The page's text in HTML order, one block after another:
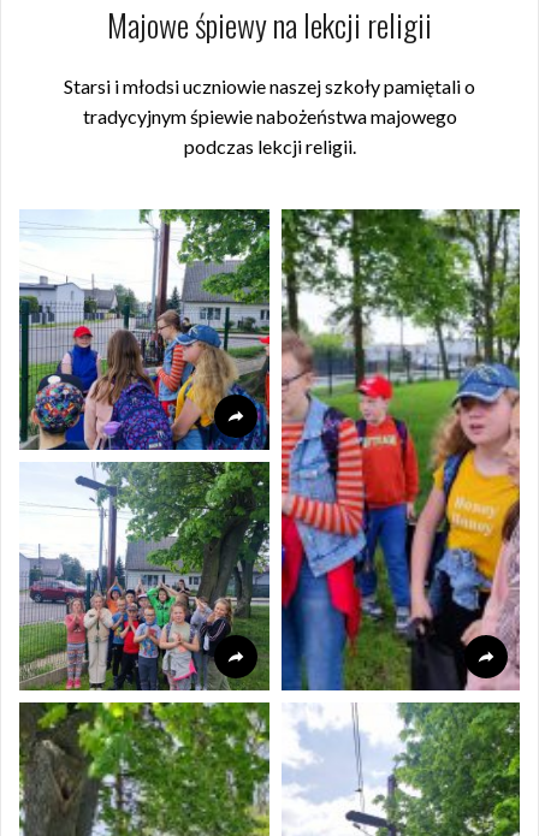
Majowe śpiewy na lekcji religii
Starsi i młodsi uczniowie naszej szkoły pamiętali o
tradycyjnym śpiewie nabożeństwa majowego
podczas lekcji religii.